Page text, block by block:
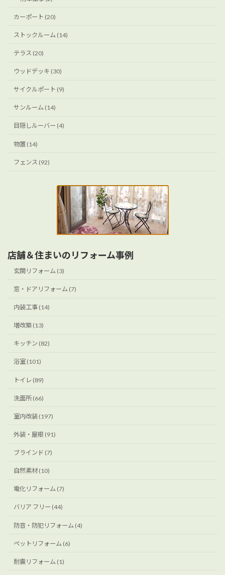
カーポート (20)
ストックルーム (14)
テラス (20)
ウッドデッキ (30)
サイクルポート (9)
サンルーム (14)
目隠しルーバー (4)
物置 (14)
フェンス (92)
店舗＆住まいのリフォーム事例
玄関リフォーム (3)
窓・ドアリフォーム (7)
内装工事 (14)
増改築 (13)
キッチン (82)
浴室 (101)
トイレ (89)
洗面所 (66)
室内改装 (197)
外装・屋根 (91)
ブラインド (7)
自然素材 (10)
電化リフォーム (7)
バリア フリー (44)
防音・防犯リフォーム (4)
ペットリフォーム (6)
耐震リフォーム (1)